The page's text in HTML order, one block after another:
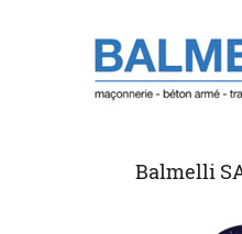
Balmelli